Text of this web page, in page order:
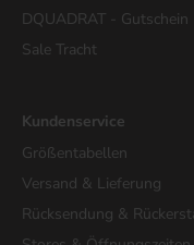
DQUADRAT - Gutschein
Sale Tracht
Kundenservice
Größentabellen
Versand & Lieferung
Rücksendung &